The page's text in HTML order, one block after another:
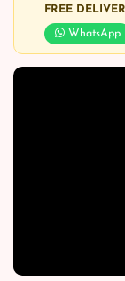
FREE
WhatsApp